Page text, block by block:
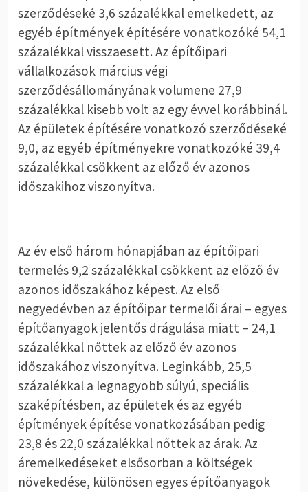
szerződéseké 3,6 százalékkal emelkedett, az
egyéb építmények építésére vonatkozóké 54,1
százalékkal visszaesett. Az építőipari
vállalkozások március végi
szerződésállományának volumene 27,9
százalékkal kisebb volt az egy évvel korábbinál.
Az épületek építésére vonatkozó szerződéseké
9,0, az egyéb építményekre vonatkozóké 39,4
százalékkal csökkent az előző év azonos
időszakihoz viszonyítva.
Az év első három hónapjában az építőipari
termelés 9,2 százalékkal csökkent az előző év
azonos időszakához képest. Az első
negyedévben az építőipar termelői árai – egyes
építőanyagok jelentős drágulása miatt – 24,1
százalékkal nőttek az előző év azonos
időszakához viszonyítva. Leginkább, 25,5
százalékkal a legnagyobb súlyú, speciális
szaképítésben, az épületek és az egyéb
építmények építése vonatkozásában pedig
23,8 és 22,0 százalékkal nőttek az árak. Az
áremelkedéseket elsősorban a költségek
növekedése, különösen egyes építőanyagok